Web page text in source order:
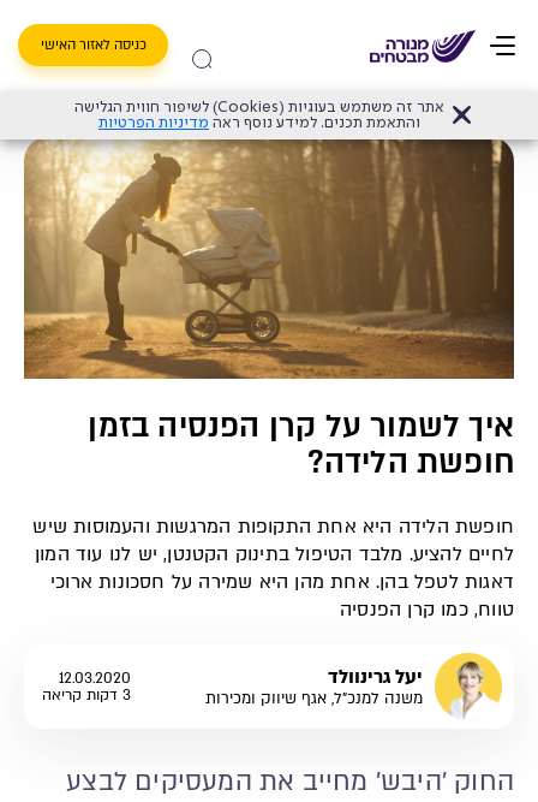
כניסה לאזור האישי
אתר זה משתמש בעוגיות (Cookies) לשיפור חווית הגלישה
והתאמת תכנים. למידע נוסף ראה מדיניות הפרטיות
> טיפים > איך לשמור על קרן הפנסיה בזמן חופשת הלידה?
איך לשמור על קרן הפנסיה בזמן
חופשת הלידה?
חופשת הלידה היא אחת התקופות המרגשות והעמוסות שיש
לחיים להציע. מלבד הטיפול בתינוק הקטנטן, יש לנו עוד המון
דאגות לטפל בהן. אחת מהן היא שמירה על חסכונות ארוכי
טווח, כמו קרן הפנסיה
יעל גרינוולד
משנה למנכ"ל, אגף שיווק ומכירות
12.03.2020
3 דקות קריאה
החוק 'היבש' מחייב את המעסיקים לבצע